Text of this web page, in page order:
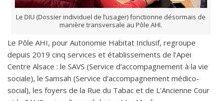
Le DIU (Dossier individuel de l’usager) fonctionne désormais de
manière transversale au Pôle AHI.
Le Pôle AHI, pour Autonomie Habitat Inclusif, regroupe
depuis 2019 cinq services et établissements de l’Apei
Centre Alsace : le SAVS (Service d’accompagnement à la vie
sociale), le Samsah (Service d’accompagnement médico-
social), les foyers de la Rue du Tabac et de L’Ancienne Cour